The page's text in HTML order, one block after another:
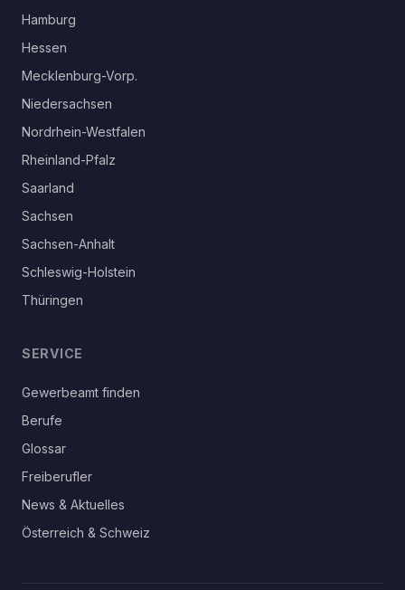
Hamburg
Hessen
Mecklenburg-Vorp.
Niedersachsen
Nordrhein-Westfalen
Rheinland-Pfalz
Saarland
Sachsen
Sachsen-Anhalt
Schleswig-Holstein
Thüringen
SERVICE
Gewerbeamt finden
Berufe
Glossar
Freiberufler
News & Aktuelles
Österreich & Schweiz